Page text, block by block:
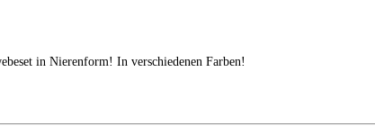
in Nierenform! In verschiedenen Farben!